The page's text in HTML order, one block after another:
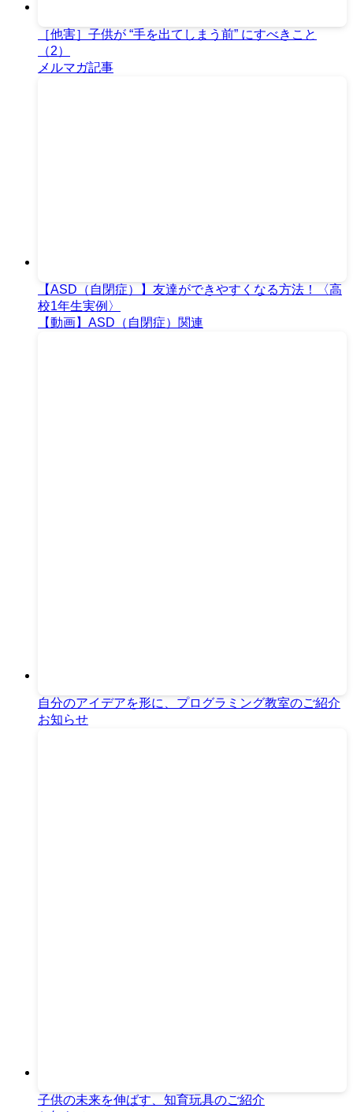
［他害］子供が “手を出てしまう前” にすべきこと
（2）
メルマガ記事
【ASD（自閉症）】友達ができやすくなる方法！〈高
校1年生実例〉
【動画】ASD（自閉症）関連
自分のアイデアを形に、プログラミング教室のご紹介
お知らせ
子供の未来を伸ばす、知育玩具のご紹介